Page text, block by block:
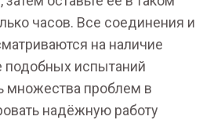
часов. Все соединения и
на наличие
подобных испытаний
множества проблем в
надёжную работу